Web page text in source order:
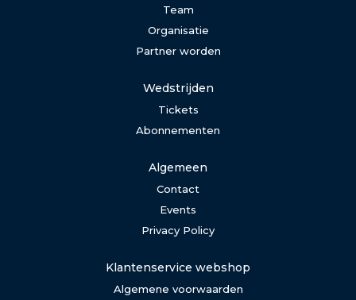
Team
Organisatie
Partner worden
Wedstrijden
Tickets
Abonnementen
Algemeen
Contact
Events
Privacy Policy
Klantenservice webshop
Algemene voorwaarden